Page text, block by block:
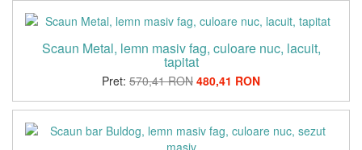
Scaun Metal, lemn masiv fag, culoare nuc, lacuit,
tapitat
Pret: 570,41 RON 480,41 RON